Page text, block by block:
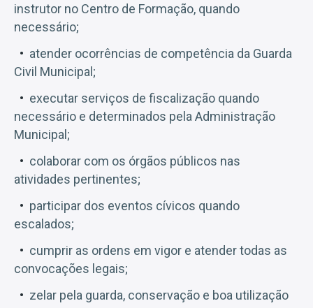
instrutor no Centro de Formação, quando
necessário;
atender ocorrências de competência da Guarda
Civil Municipal;
executar serviços de fiscalização quando
necessário e determinados pela Administração
Municipal;
colaborar com os órgãos públicos nas
atividades pertinentes;
participar dos eventos cívicos quando
escalados;
cumprir as ordens em vigor e atender todas as
convocações legais;
zelar pela guarda, conservação e boa utilização